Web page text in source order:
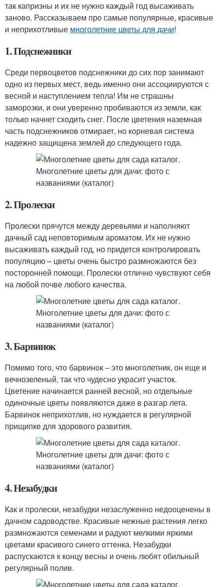
так капризны и их не нужно каждый год высаживать
заново. Рассказываем про самые популярные, красивые
и неприхотливые многолетние цветы для дачи!
1. Подснежники
Среди первоцветов подснежники до сих пор занимают
одно из первых мест, ведь именно они ассоциируются с
весной и наступлением тепла! Им не страшны
заморозки, и они уверенно пробиваются из земли, как
только начнет сходить снег. После цветения наземная
часть подснежников отмирает, но корневая система
надежно защищена землей до следующего года.
2. Пролески
Пролески прячутся между деревьями и наполняют
дачный сад неповторимым ароматом. Их не нужно
высаживать каждый год, но придется контролировать
популяцию – цветы очень быстро размножаются без
посторонней помощи. Пролески отлично чувствуют себя
на любой почве любого качества.
3. Барвинок
Помимо того, что барвинок – это многолетник, он еще и
вечнозеленый, так что чудесно украсит участок.
Цветение начинается ранней весной, но отдельные
одиночные цветы появляются даже в разгар лета.
Барвинок неприхотлив, но нуждается в регулярной
прищипке для здорового развития.
4. Незабудки
Как и пролески, незабудки незаслуженно недооценены в
дачном садоводстве. Красивые нежные растения легко
размножаются семенами и радуют мелкими яркими
цветами красивого синего оттенка. Незабудки
распускаются к концу весны и очень любят обильный
регулярный полив.